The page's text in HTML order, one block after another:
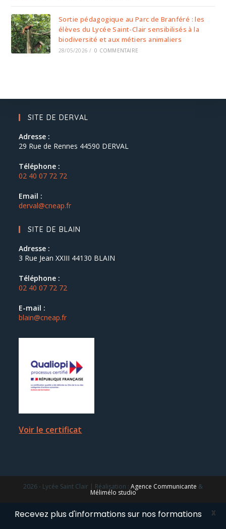
Sortie pédagogique au Parc de Branféré : les
élèves du Lycée Saint-Clair sensibilisés à la
biodiversité et aux métiers animaliers
28/05/2026 / 0 COMMENTAIRE
SITE DE DERVAL
Adresse :
29 Rue de Rennes 44590 DERVAL
Téléphone :
02 40 07 72 72
Email :
derval@cneap.fr
SITE DE BLAIN
Adresse :
3 Rue Jean XXIII 44130 BLAIN
Téléphone :
02 40 07 72 72
E-mail :
blain@cneap.fr
Voir le certificat
2026 - Lycée Saint Clair | Réalisation : Agence Communicante &
Mélimélo studio
Recevez plus d'informations sur nos formations X